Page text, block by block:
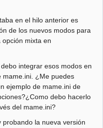
en el hilo anterior es
de los nuevos modos para
mixta en
integrar esos modos en
mame.ini. ¿Me puedes
ejemplo de mame.ini de
debo hacerlo
del mame.ini?
probando la nueva versión